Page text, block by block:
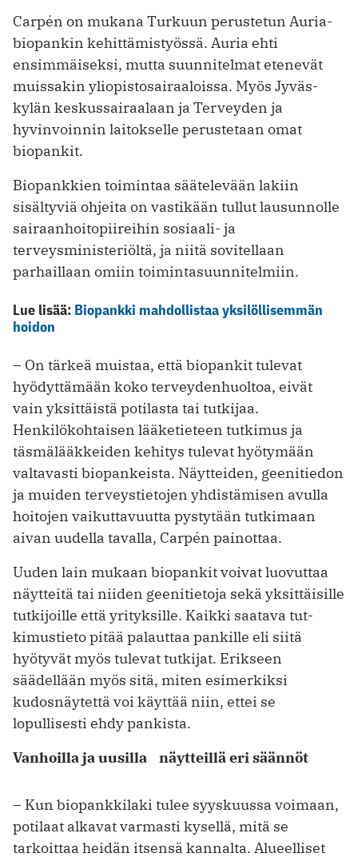
Carpén on mukana Turkuun perustetun Auria-
biopankin kehittämistyössä. Auria ehti
ensimmäiseksi, mutta suunnitelmat etenevät
muissakin yliopisto­sairaaloissa. Myös Jyväs­
kylän keskussairaalaan ja Terveyden ja
hyvinvoinnin laitokselle perustetaan omat
biopankit.
Biopankkien toimintaa säätelevään ­lakiin
sisältyviä ohjeita on vastikään tullut lausunnolle
sairaanhoitopiireihin ­sosiaali- ja
terveysministeriöltä, ja niitä sovitellaan
parhaillaan omiin toimintasuunnitelmiin.
Lue lisää: Biopankki mahdollistaa yksilöllisemmän
hoidon
– On tärkeä muistaa, että biopankit tulevat
hyödyttämään koko terveydenhuoltoa, eivät
vain yksittäistä potilasta tai tutkijaa.
Henkilökohtaisen lääketieteen tutkimus ja
täsmälääkkeiden kehitys tulevat hyötymään
valtavasti biopankeista. Näytteiden, geenitiedon
ja muiden terveystietojen yhdistämisen avulla
hoitojen vaikuttavuutta pystytään tutkimaan
aivan uudella tavalla, Carpén painottaa.
Uuden lain mukaan biopankit ­voivat luovuttaa
näytteitä tai niiden geenitietoja sekä yksittäisille
tutkijoille että yrityksille. Kaikki saatava tut­
kimustieto pitää palauttaa pankille eli siitä
hyötyvät myös tulevat tutkijat. Erikseen
säädellään myös sitä, miten esimerkiksi
kudosnäytettä voi käyttää niin, ettei se
lopullisesti ehdy pan­kista.
Vanhoilla ja uusilla näytteillä eri säännöt
– Kun biopankkilaki tulee syyskuussa voimaan,
potilaat alkavat varmasti ­kysellä, mitä se
tarkoittaa heidän itsensä kannalta. Alueelliset